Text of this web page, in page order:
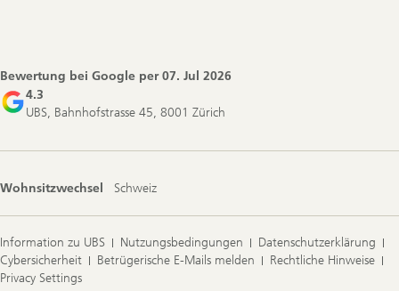
Bewertung bei Google per07. Jul 2026
4.3
UBS, Bahnhofstrasse 45, 8001 Zürich
Wohnsitzwechsel Schweiz
Information zu UBS Nutzungsbedingungen
Datenschutzerklärung
Cybersicherheit
Betrügerische E-Mails melden
Rechtliche Hinweise
Privacy Settings